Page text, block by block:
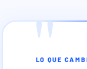
LO QUE